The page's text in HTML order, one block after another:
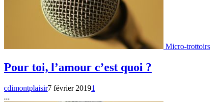
Micro-trottoirs
Pour toi, l’amour c’est quoi ?
cdimontplaisir7 février 20191
...